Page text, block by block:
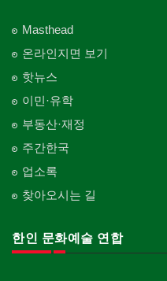
Masthead
온라인지면 보기
핫뉴스
이민·유학
부동산·재정
주간한국
업소록
찾아오시는 길
한인 문화예술 연합